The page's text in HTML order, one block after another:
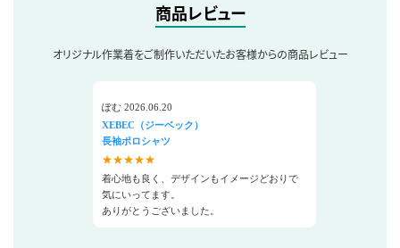
商品レビュー
オリジナル作業着をご制作いただいたお客様からの商品レビュー
ぽむ 2026.06.20
XEBEC（ジーベック）
長袖ポロシャツ
★★★★★
着心地も良く、デザインもイメージどおりで
気にいってます。
ありがとうございました。